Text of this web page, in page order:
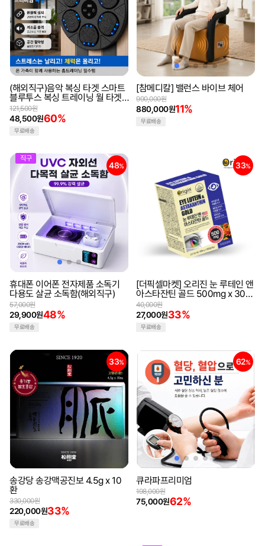
(해외직구)음악 복싱 타겟 스마트
블루투스 복싱 트레이닝 월 타겟
격투 타격기
48,500원60%
121,500원
무료배송
[참메디칼] 밸런스 바이브 체어
880,000원11%
990,000원
무료배송
직구
48%
휴대폰 이어폰 전자제품 소독기
다용도 살균 소독함(해외직구)
29,900원48%
57,000원
무료배송
33%
[더픽셀마켓] 오리진 눈 루테인 앤
아스타잔틴 골드 500mg x 30캡
슐
27,000원33%
40,000원
무료배송
33%
송강당 송강맥공진보 4.5g x 10
환
220,000원33%
330,000원
무료배송
62%
큐라파프리미엄
75,000원62%
198,000원